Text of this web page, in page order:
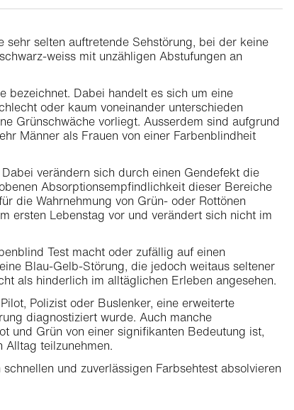
selten auftretende Sehstörung, bei der keine
weiss mit unzähligen Abstufungen an
bezeichnet. Dabei handelt es sich um eine
oder kaum voneinander unterschieden
Grünschwäche vorliegt. Ausserdem sind aufgrund
Männer als Frauen von einer Farbenblindheit
verändern sich durch einen Gendefekt die
Absorptionsempfindlichkeit dieser Bereiche
die Wahrnehmung von Grün- oder Rottönen
ersten Lebenstag vor und verändert sich nicht im
Test macht oder zufällig auf einen
Blau-Gelb-Störung, die jedoch weitaus seltener
als hinderlich im alltäglichen Erleben angesehen.
Polizist oder Buslenker, eine erweiterte
diagnostiziert wurde. Auch manche
und Grün von einer signifikanten Bedeutung ist,
teilzunehmen.
und zuverlässigen Farbsehtest absolvieren